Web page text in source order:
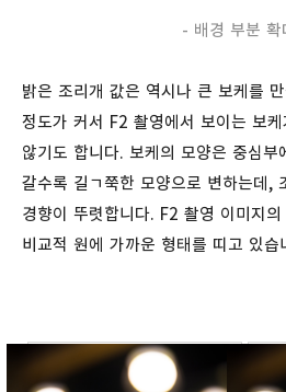
- 배경 부분 확
밝은 조리개 값은 역시나 큰 보케를
정도가 커서 F2 촬영에서 보이는 보
않기도 합니다. 보케의 모양은 중심부
갈수록 길ㄱ쭉한 모양으로 변하는데,
경향이 뚜렷합니다. F2 촬영 이미지
비교적 원에 가까운 형태를 띠고 있습